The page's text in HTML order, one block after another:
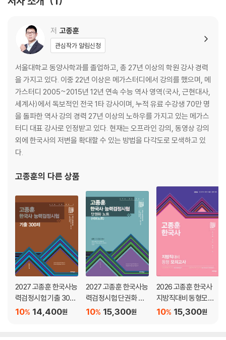
03 중세의 사회
PART IV 근세 전기
01 근세 전기의 정치
02 근세 전기의 경제
03 근세 전기의 사회
04 근세 전기의 문화
PART V 근대 후기
01 근대 후기의 정치
02 근대 후기의 경제
03 근대 후기의 사회
01 외세의 침략적 접근과 개항
02 개화 정책의 추진과 반발
03 동학 농민 운동과 갑오 · 을미개혁
04 구국 민족 운동의 전개
05 근대의 경제와 사회 · 문화
PART VII 독립 운동사
01 일제의 침략과 민족의 수난
02 3·1 운동과 대한민국 임시정부
03 무장 독립 전쟁의 전개
저 고종훈
관심작가 알림신청
서울대학교 동양사학과를 졸업하고, 총 27년 이상의 학원 강사 경력
을 가지고 있다. 이중 22년 이상은 메가스터디에서 강의를 했으며, 메
가스터디 2005~2015년 12년 연속 수능 역사 영역(국사, 근현대사,
세계사)에서 독보적인 전국 1타 강사이며, 누적 유료 수강생 70만 명
을 돌파한 역사 강의 경력 27년 이상의 노하우를 가지고 있는 메가스
터디 대표 강사로 인정받고 있다. 현재는 오프라인 강의, 동영상 강의
외에 한국사의 저변을 확대할 수 있는 방법을 다각도로 모색하고 있
다.
고종훈의 다른 상품
2027 고종훈 한국사능
력검정시험 기출 300
제
14,400원
10%
2027 고종훈 한국사능
력검정시험 단권화 노
트 (서브노트)
15,300원
10%
2026 고종훈 한국사
지방직대비 동형모의
고사 15,300원
10%